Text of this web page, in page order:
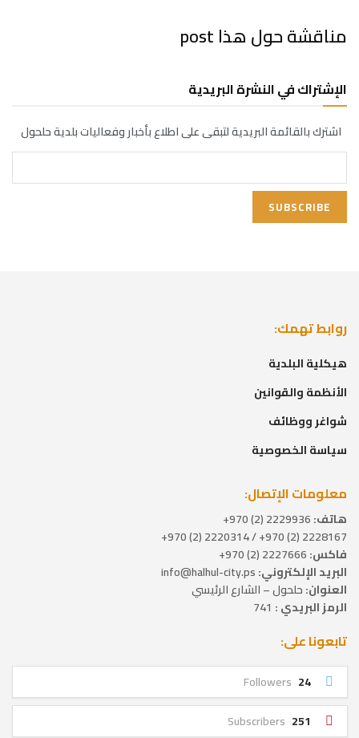
مناقشة حول هذا post
الإشتراك في النشرة البريدية
اشترك بالقائمة البريدية لتبقى على اطلاع بأخبار وفعاليات بلدية حلحول
روابط تهمك:
هيكلية البلدية
الأنظمة والقوانين
شواغر ووظائف
سياسة الخصوصية
معلومات الإتصال:
هاتف:
2228167 (2) 970+ / 2220314 (2) 970+
فاكس:
البريد الإلكتروني:
العنوان:حلحول – الشارع الرئيسي
الرمز البريدي :
تابعونا على:
24
Followers
251
Subscribers